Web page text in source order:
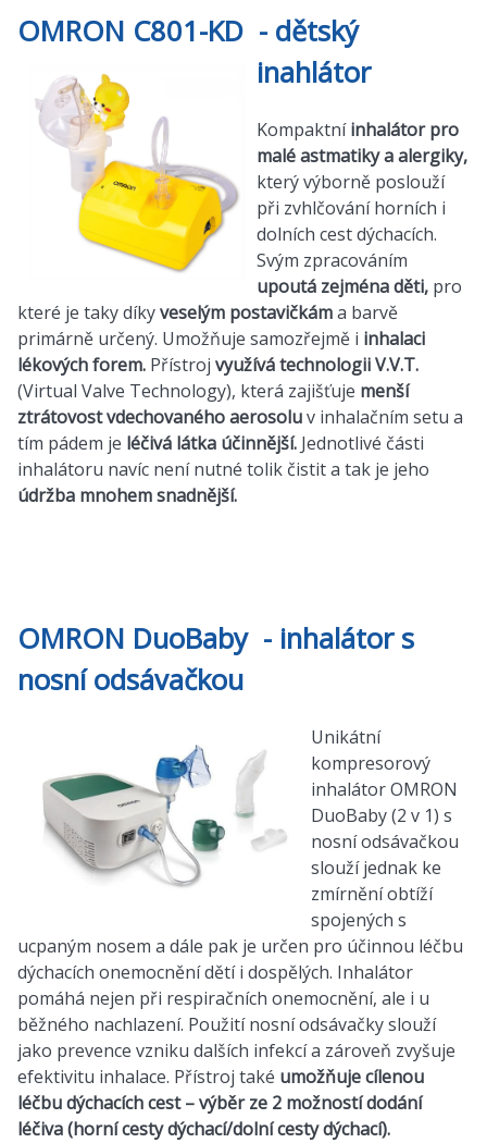
OMRON C801-KD - dětský
inahlátor
Kompaktníinhalátor pro
malé astmatiky a alergiky,
který výborně poslouží
při zvhlčování horních i
dolních cest dýchacích.
Svým zpracováním
upoutá zejména děti, pro
které je taky díkyveselým postavičkáma barvě
primárně určený. Umožňuje samozřejmě i inhalaci
lékových forem. Přístroj využívá technologii V.V.T.
(Virtual Valve Technology), která zajišťuje menší
ztrátovost vdechovaného aerosoluv inhalačním setu a
tím pádem je léčivá látka účinnější. Jednotlivé části
inhalátoru navíc není nutné tolik čistit a tak je jeho
údržba mnohem snadnější.
OMRON DuoBaby - inhalátor s
nosní odsávačkou
Unikátní
kompresorový
inhalátor OMRON
DuoBaby (2 v 1) s
nosní odsávačkou
slouží jednak ke
zmírnění obtíží
spojených s
ucpaným nosem a dále pak je určen pro účinnou léčbu
dýchacích onemocnění dětí i dospělých. Inhalátor
pomáhá nejen při respiračních onemocnění, ale i u
běžného nachlazení. Použití nosní odsávačky slouží
jako prevence vzniku dalších infekcí a zároveň zvyšuje
efektivitu inhalace. Přístroj také umožňuje cílenou
léčbu dýchacích cest – výběr ze 2 možností dodání
léčiva (horní cesty dýchací/dolní cesty dýchací).